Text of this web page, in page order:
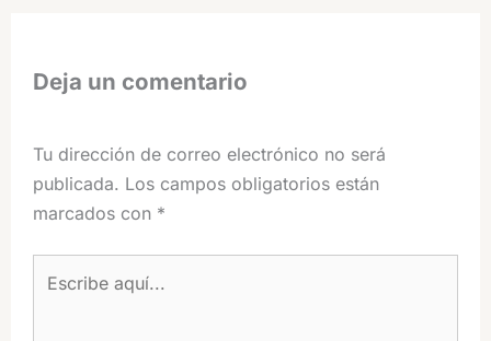
Deja un comentario
Tu dirección de correo electrónico no será
publicada. Los campos obligatorios están
marcados con *
aquí...